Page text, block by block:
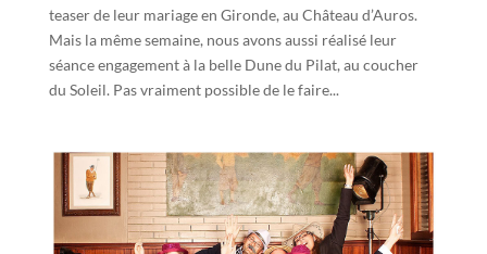
teaser de leur mariage en Gironde, au Château d’Auros.
Mais la même semaine, nous avons aussi réalisé leur
séance engagement à la belle Dune du Pilat, au coucher
du Soleil. Pas vraiment possible de le faire...